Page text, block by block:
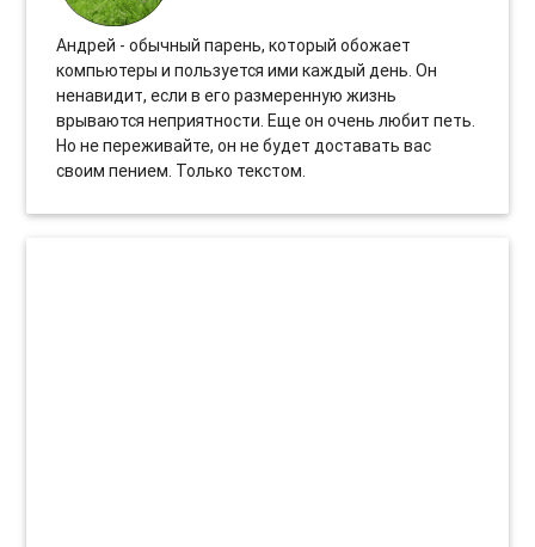
Андрей - обычный парень, который обожает
компьютеры и пользуется ими каждый день. Он
ненавидит, если в его размеренную жизнь
врываются неприятности. Еще он очень любит петь.
Но не переживайте, он не будет доставать вас
своим пением. Только текстом.